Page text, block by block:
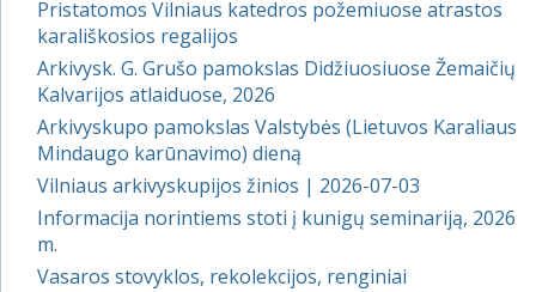
Pristatomos Vilniaus katedros požemiuose atrastos
karališkosios regalijos
Arkivysk. G. Grušo pamokslas Didžiuosiuose Žemaičių
Kalvarijos atlaiduose, 2026
Arkivyskupo pamokslas Valstybės (Lietuvos Karaliaus
Mindaugo karūnavimo) dieną
Vilniaus arkivyskupijos žinios | 2026-07-03
Informacija norintiems stoti į kunigų seminariją, 2026
m.
Vasaros stovyklos, rekolekcijos, renginiai